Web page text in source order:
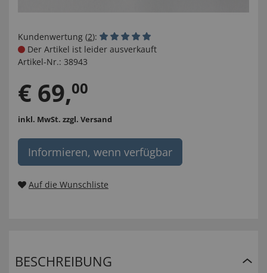
Kundenwertung (2):
Der Artikel ist leider ausverkauft
Artikel-Nr.: 38943
€ 69,00
inkl. MwSt. zzgl. Versand
Informieren, wenn verfügbar
Auf die Wunschliste
BESCHREIBUNG